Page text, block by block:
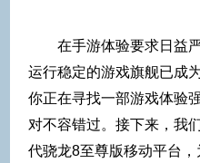
在手游体验要求日益
运行稳定的游戏旗舰已成
你正在寻找一部游戏体验
对不容错过。接下来，我
代骁龙8至尊版移动平台